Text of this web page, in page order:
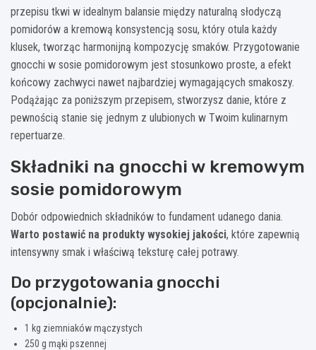
przepisu tkwi w idealnym balansie między naturalną słodyczą
pomidorów a kremową konsystencją sosu, który otula każdy
klusek, tworząc harmonijną kompozycję smaków. Przygotowanie
gnocchi w sosie pomidorowym jest stosunkowo proste, a efekt
końcowy zachwyci nawet najbardziej wymagających smakoszy.
Podążając za poniższym przepisem, stworzysz danie, które z
pewnością stanie się jednym z ulubionych w Twoim kulinarnym
repertuarze.
Składniki na gnocchi w kremowym
sosie pomidorowym
Dobór odpowiednich składników to fundament udanego dania.
Warto postawić na produkty wysokiej jakości, które zapewnią
intensywny smak i właściwą teksturę całej potrawy.
Do przygotowania gnocchi
(opcjonalnie):
1 kg ziemniaków mączystych
250 g mąki pszennej